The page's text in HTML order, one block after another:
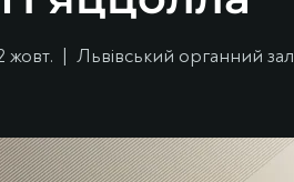
жовт.
  |
Львівський органний зал